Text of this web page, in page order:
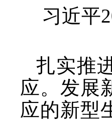
习近平
扎实推
应。发展
应的新型